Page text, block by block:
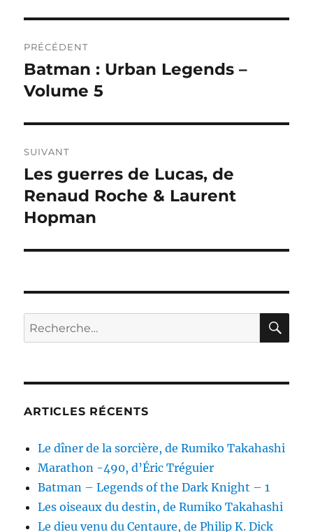
de
l’article
PRÉCÉDENT
Publication
précédente :
Batman : Urban Legends –
Volume 5
SUIVANT
Publication
suivante :
Les guerres de Lucas, de
Renaud Roche & Laurent
Hopman
Recherche
pour :
ARTICLES RÉCENTS
Le dîner de la sorcière, de Rumiko Takahashi
Marathon -490, d’Éric Tréguier
Batman – Legends of the Dark Knight – 1
Les oiseaux du destin, de Rumiko Takahashi
Le dieu venu du Centaure, de Philip K. Dick